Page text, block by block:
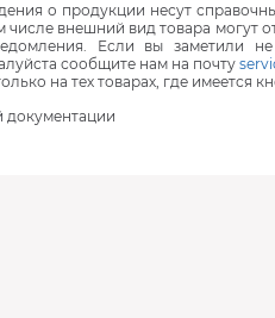
о продукции несут
числе внешний вид товара могут
Если вы заметили
сообщите нам на почту
на тех товарах, где имеется
документации